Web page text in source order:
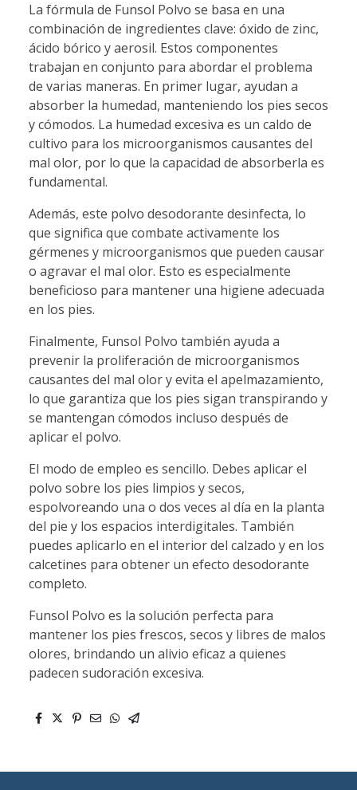
La fórmula de Funsol Polvo se basa en una
combinación de ingredientes clave: óxido de zinc,
ácido bórico y aerosil. Estos componentes
trabajan en conjunto para abordar el problema
de varias maneras. En primer lugar, ayudan a
absorber la humedad, manteniendo los pies secos
y cómodos. La humedad excesiva es un caldo de
cultivo para los microorganismos causantes del
mal olor, por lo que la capacidad de absorberla es
fundamental.
Además, este polvo desodorante desinfecta, lo
que significa que combate activamente los
gérmenes y microorganismos que pueden causar
o agravar el mal olor. Esto es especialmente
beneficioso para mantener una higiene adecuada
en los pies.
Finalmente, Funsol Polvo también ayuda a
prevenir la proliferación de microorganismos
causantes del mal olor y evita el apelmazamiento,
lo que garantiza que los pies sigan transpirando y
se mantengan cómodos incluso después de
aplicar el polvo.
El modo de empleo es sencillo. Debes aplicar el
polvo sobre los pies limpios y secos,
espolvoreando una o dos veces al día en la planta
del pie y los espacios interdigitales. También
puedes aplicarlo en el interior del calzado y en los
calcetines para obtener un efecto desodorante
completo.
Funsol Polvo es la solución perfecta para
mantener los pies frescos, secos y libres de malos
olores, brindando un alivio eficaz a quienes
padecen sudoración excesiva.